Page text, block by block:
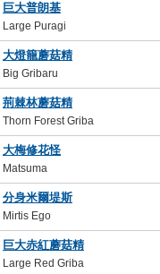
巨大普朗基
Large Puragi
大燈籠蘑菇精
Big Gribaru
荊棘林蘑菇精
Thorn Forest Griba
大梅修花怪
Matsuma
分身米爾堤斯
Mirtis Ego
巨大赤紅蘑菇精
Large Red Griba